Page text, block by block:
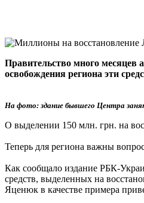
Правительство много месяцев
освобождения региона эти
На фото: здание бывшего Центра
О выделении 150 млн. грн. на
Теперь для региона важны
Как сообщало издание РБК-
средств, выделенных на
Яценюк в качестве примера